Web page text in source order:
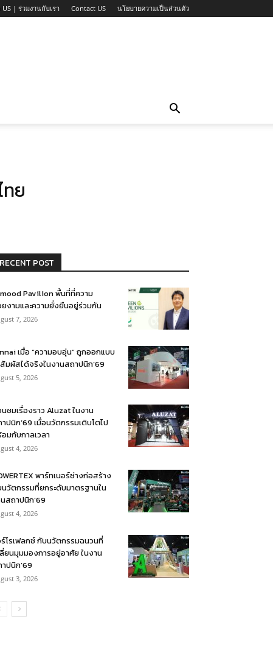
| ร่วมงานกับเรา Contact US นโยบายความเป็นส่วนตัว
ทย
RECENT POST
Pavilion พื้นที่ที่ความ
งามและความยั่งยืนอยู่ร่วมกัน
7, 2026
เมื่อ “ความอบอุ่น” ถูกออกแบบ
มผัสได้จริงในงานสถาปนิก’69
5, 2026
ชมเรื่องราว Aluzat ในงาน
ปนิก’69 เมื่อนวัตกรรมเติบโตไป
มกับกาลเวลา
4, 2026
พาร์ทเนอร์ช่างก่อสร้าง
วัตกรรมที่ยกระดับมาตรฐานใน
สถาปนิก’69
4, 2026
โรเฟลกซ์ กับนวัตกรรมฉนวนที่
ยนมุมมองการอยู่อาศัย ในงาน
ปนิก’69
3, 2026